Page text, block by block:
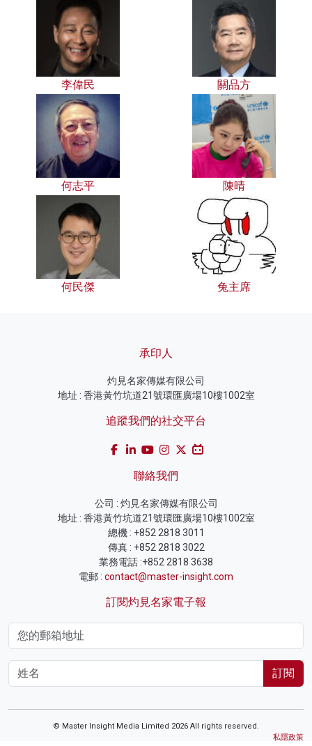
李偉民 關品方
何志平 陳晴
何民傑 兔主席
承印人
灼見名家傳媒有限公司
地址 : 香港黃竹坑道21號環匯廣場10樓1002室
追蹤我們的社交平台
聯絡我們
公司 : 灼見名家傳媒有限公司
地址 : 香港黃竹坑道21號環匯廣場10樓1002室
總機 : +852 2818 3011
傳真 : +852 2818 3022
業務電話 :+852 2818 3638
電郵 : contact@master-insight.com
訂閱灼見名家電子報
訂閱
© Master Insight Media Limited 2026 All rights reserved.
私隱政策